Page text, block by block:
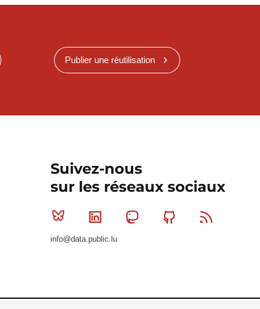
Publier une réutilisation
Suivez-nous
sur les réseaux sociaux
Bluesky Linkedin MastodonGithub
info@data.public.lu